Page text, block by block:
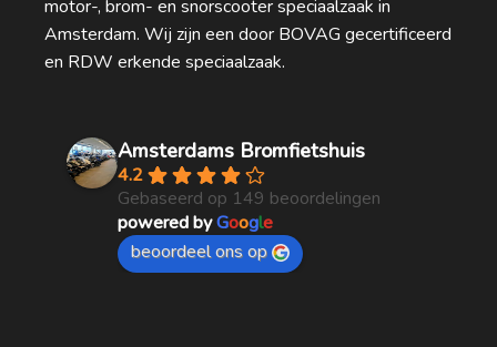
motor-, brom- en snorscooter speciaalzaak in
Amsterdam. Wij zijn een door BOVAG gecertificeerd
en RDW erkende speciaalzaak.
Amsterdams Bromfietshuis
4.2
Gebaseerd op 149 beoordelingen
powered byGoogle
beoordeel ons op